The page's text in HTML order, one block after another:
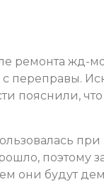
ремонта жд-
переправы.
пояснили,
при
поэтому
они будут